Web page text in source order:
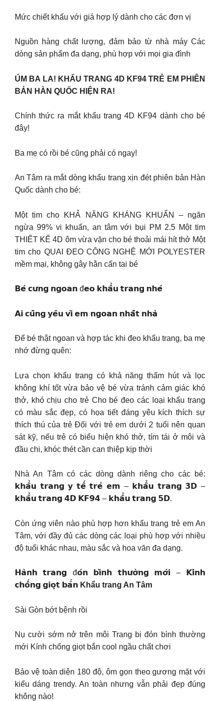
Mức chiết khấu với giá hợp lý dành cho các đơn vị
Nguồn hàng chất lượng, đảm bảo từ nhà máy Các
dòng sản phẩm đa dạng, phù hợp với mọi gia đình
ÚM BA LA! KHẨU TRANG 4D KF94 TRẺ EM PHIÊN
BẢN HÀN QUỐC HIỆN RA!
Chính thức ra mắt khẩu trang 4D KF94 dành cho bé
đây!
Ba mẹ có rồi bé cũng phải có ngay!
An Tâm ra mắt dòng khẩu trang xịn đét phiên bản Hàn
Quốc dành cho bé:
Một tim cho KHẢ NĂNG KHÁNG KHUẨN – ngăn
ngừa 99% vi khuẩn, an tâm với bụi PM 2.5 Một tim
THIẾT KẾ 4D ôm vừa vặn cho bé thoải mái hít thở Một
tim cho QUAI ĐEO CÔNG NGHỆ MỚI POLYESTER
mềm mại, không gây hằn cấn tai bé
𝗕𝗲́ 𝗰𝘂̛𝗻𝗴 𝗻𝗴𝗼𝗮𝗻 đ𝗲𝗼 𝗸𝗵𝗮̂̉𝘂 𝘁𝗿𝗮𝗻𝗴 𝗻𝗵𝗲́
𝗔𝗶 𝗰𝘂̃𝗻𝗴 𝘆𝗲̂𝘂 𝘃𝗶̀ 𝗲𝗺 𝗻𝗴𝗼𝗮𝗻 𝗻𝗵𝗮̂́𝘁 𝗻𝗵𝗮̀
Để bé thật ngoan và hợp tác khi đeo khẩu trang, ba mẹ
nhớ đừng quên:
Lựa chọn khẩu trang có khả năng thấm hút và lọc
không khí tốt vừa bảo vệ bé vừa tránh cảm giác khó
thở, khó chịu cho trẻ Cho bé đeo các loại khẩu trang
có màu sắc đẹp, có họa tiết đáng yêu kích thích sự
thích thú của trẻ Đối với trẻ em dưới 2 tuổi nên quan
sát kỹ, nếu trẻ có biểu hiện khó thở, tím tái ở môi và
đầu chi, khóc thét cần can thiệp kịp thời
Nhà An Tâm có các dòng dành riêng cho các bé:
𝗸𝗵𝗮̂̉𝘂 𝘁𝗿𝗮𝗻𝗴 𝘆 𝘁𝗲̂́ 𝘁𝗿𝗲̉ 𝗲𝗺 – 𝗸𝗵𝗮̂̉𝘂 𝘁𝗿𝗮𝗻𝗴 𝟯𝗗 –
𝗸𝗵𝗮̂̉𝘂 𝘁𝗿𝗮𝗻𝗴 𝟰𝗗 𝗞𝗙𝟵𝟰 – 𝗸𝗵𝗮̂̉𝘂 𝘁𝗿𝗮𝗻𝗴 𝟱𝗗.
Còn ứng viên nào phù hợp hơn khẩu trang trẻ em An
Tâm, với đầy đủ các dòng các loại phù hợp với nhiều
độ tuổi khác nhau, màu sắc và hoa văn đa dạng.
𝗛𝗮̀𝗻𝗵 𝘁𝗿𝗮𝗻𝗴 đ𝗼́𝗻 𝗯𝗶̀𝗻𝗵 𝘁𝗵𝘂̛𝗼̛̀𝗻𝗴 𝗺𝗼̛́𝗶 – 𝗞𝗶́𝗻𝗵
𝗰𝗵𝗼̂́𝗻𝗴 𝗴𝗶𝗼̣𝘁 𝗯𝗮̆́𝗻 Khẩu trang An Tâm
Sài Gòn bớt bệnh rồi
Nụ cười sớm nở trên môi Trang bị đón bình thường
mới Kính chống giọt bắn cool ngầu chất chơi
Bảo vệ toàn diện 180 độ, ôm gọn theo gương mặt với
kiểu dáng trendy. An toàn nhưng vẫn phải đẹp đúng
không nào!